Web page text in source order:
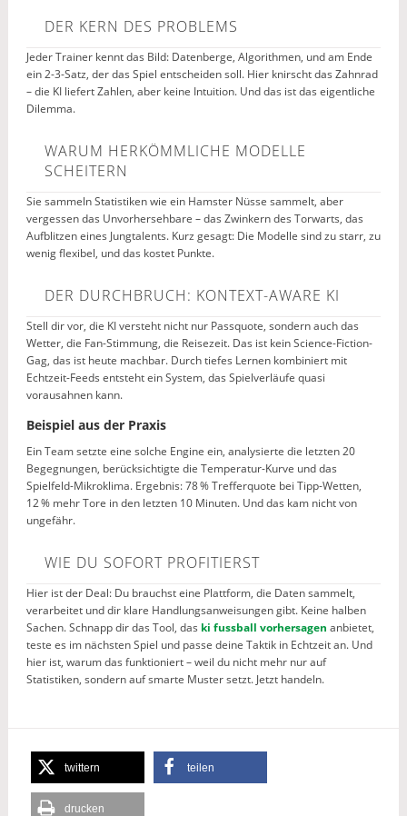
DER KERN DES PROBLEMS
Jeder Trainer kennt das Bild: Datenberge, Algorithmen, und am Ende
ein 2-3-Satz, der das Spiel entscheiden soll. Hier knirscht das Zahnrad
– die KI liefert Zahlen, aber keine Intuition. Und das ist das eigentliche
Dilemma.
WARUM HERKÖMMLICHE MODELLE
SCHEITERN
Sie sammeln Statistiken wie ein Hamster Nüsse sammelt, aber
vergessen das Unvorhersehbare – das Zwinkern des Torwarts, das
Aufblitzen eines Jungtalents. Kurz gesagt: Die Modelle sind zu starr, zu
wenig flexibel, und das kostet Punkte.
DER DURCHBRUCH: KONTEXT-AWARE KI
Stell dir vor, die KI versteht nicht nur Passquote, sondern auch das
Wetter, die Fan-Stimmung, die Reisezeit. Das ist kein Science-Fiction-
Gag, das ist heute machbar. Durch tiefes Lernen kombiniert mit
Echtzeit-Feeds entsteht ein System, das Spielverläufe quasi
vorausahnen kann.
Beispiel aus der Praxis
Ein Team setzte eine solche Engine ein, analysierte die letzten 20
Begegnungen, berücksichtigte die Temperatur-Kurve und das
Spielfeld-Mikroklima. Ergebnis: 78 % Trefferquote bei Tipp-Wetten,
12 % mehr Tore in den letzten 10 Minuten. Und das kam nicht von
ungefähr.
WIE DU SOFORT PROFITIERST
Hier ist der Deal: Du brauchst eine Plattform, die Daten sammelt,
verarbeitet und dir klare Handlungsanweisungen gibt. Keine halben
Sachen. Schnapp dir das Tool, das ki fussball vorhersagen anbietet,
teste es im nächsten Spiel und passe deine Taktik in Echtzeit an. Und
hier ist, warum das funktioniert – weil du nicht mehr nur auf
Statistiken, sondern auf smarte Muster setzt. Jetzt handeln.
twittern teilen
drucken